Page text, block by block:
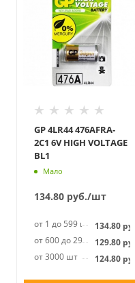
GP 4LR44 476AFRA-
2C1 6V HIGH VOLTAGE
BL1
Мало
134.80 руб./шт
от 1 до 599 шт 134.80 руб.
от 600 до 2999 шт129.80 руб.
от 3000 шт
124.80 руб.